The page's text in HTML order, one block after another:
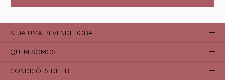
SEJA UMA REVENDEDORA
QUEM SOMOS
CONDIÇÕES DE FRETE